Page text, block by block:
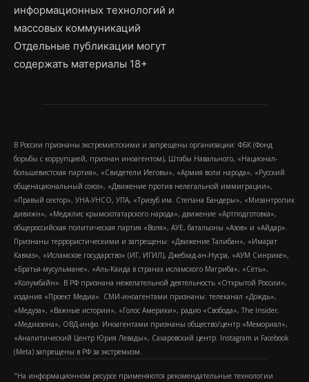
информационных технологий и
массовых коммуникаций
Отдельные публикации могут
содержать материалы 18+
В России признаны экстремистскими и запрещены организации: ФБК (Фонд
борьбы с коррупцией, признан иноагентом), Штабы Навального, «Национал-
большевистская партия», «Свидетели Иеговы», «Армия воли народа», «Русский
общенациональный союз», «Движение против нелегальной иммиграции»,
«Правый сектор», УНА-УНСО, УПА, «Тризуб им. Степана Бандеры», «Мизантропик
дивижн», «Меджлис крымскотатарского народа», движение «Артподготовка»,
общероссийская политическая партия «Воля», АУЕ, батальоны «Азов» и «Айдар».
Признаны террористическими и запрещены: «Движение Талибан», «Имарат
Кавказ», «Исламское государство» (ИГ, ИГИЛ), Джебхад-ан-Нусра, «АУМ Синрике»,
«Братья-мусульмане», «Аль-Каида в странах исламского Магриба», «Сеть»,
«Колумбайн». В РФ признана нежелательной деятельность «Открытой России»,
издания «Проект Медиа». СМИ-иноагентами признаны: телеканал «Дождь»,
«Медуза», «Важные истории», «Голос Америки», радио «Свобода», The Insider,
«Медиазона», ОВД-инфо. Иноагентами признаны общество/центр «Мемориал»,
«Аналитический Центр Юрия Левады», Сахаровский центр. Instagram и Facebook
(Metа) запрещены в РФ за экстремизм.
"На информационном ресурсе применяются рекомендательные технологии